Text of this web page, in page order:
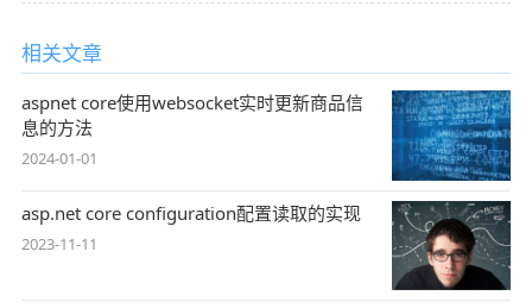
相关文章
aspnet core使用websocket实时更新商品信
息的方法
2024-01-01
asp.net core configuration配置读取的实现
2023-11-11